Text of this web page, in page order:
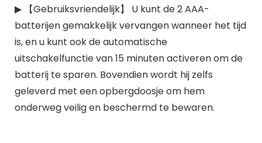
▶ 【Gebruiksvriendelijk】 U kunt de 2 AAA-
batterijen gemakkelijk vervangen wanneer het tijd
is, en u kunt ook de automatische
uitschakelfunctie van 15 minuten activeren om de
batterij te sparen. Bovendien wordt hij zelfs
geleverd met een opbergdoosje om hem
onderweg veilig en beschermd te bewaren.